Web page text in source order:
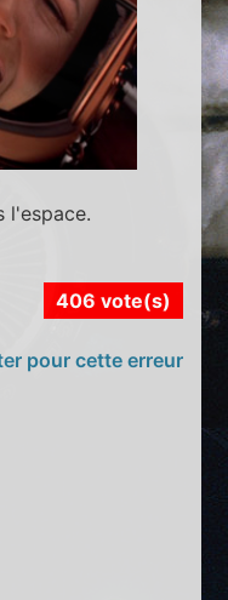
l'espace.
406 vote(s)
pour cette erreur